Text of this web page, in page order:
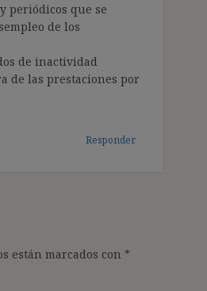
periódicos que se
de los
de inactividad
de las prestaciones por
Responder
están marcados con *